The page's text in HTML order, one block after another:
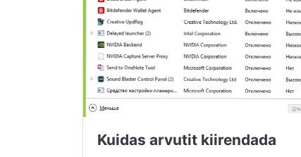
Kuidas arvutit kiirendada